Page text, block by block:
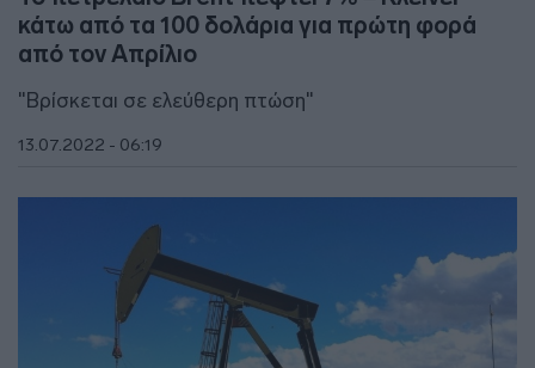
κάτω από τα 100 δολάρια για πρώτη φορά
από τον Απρίλιο
"Βρίσκεται σε ελεύθερη πτώση"
13.07.2022 - 06:19